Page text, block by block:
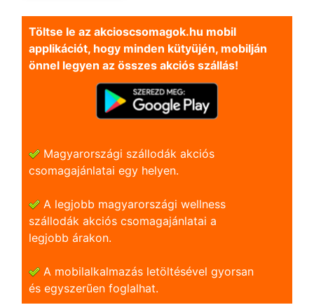
Töltse le az akcioscsomagok.hu mobil
applikációt, hogy minden kütyüjén, mobilján
önnel legyen az összes akciós szállás!
Magyarországi szállodák akciós
csomagajánlatai egy helyen.
A legjobb magyarországi wellness
szállodák akciós csomagajánlatai a
legjobb árakon.
A mobilalkalmazás letöltésével gyorsan
és egyszerũen foglalhat.